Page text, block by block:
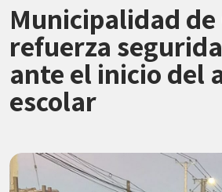
Municipalidad
refuerza
ante el inicio del
escolar